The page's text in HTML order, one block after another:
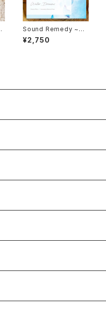
Sound Remedy ~M
usic for salon~ / Wa
ter Dreams（CD)
¥2,750